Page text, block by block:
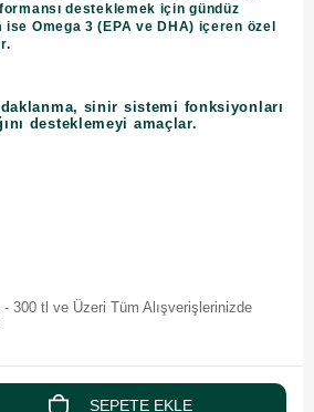
desteklemek için gündüz
Omega 3 (EPA ve DHA) içeren özel
sinir sistemi fonksiyonları
desteklemeyi amaçlar.
- 300 tl ve Üzeri Tüm Alışverişlerinizde